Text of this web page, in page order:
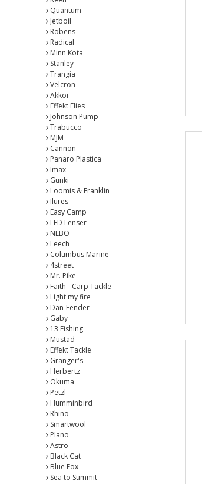
Quantum
Jetboil
Robens
Radical
Minn Kota
Stanley
Trangia
Velcron
Akkoi
Effekt Flies
Johnson Pump
Trabucco
MJM
Cannon
Panaro Plastica
Imax
Gunki
Loomis & Franklin
Ilures
Easy Camp
LED Lenser
NEBO
Leech
Columbus Marine
4street
Mr. Pike
Faith - Carp Tackle
Light my fire
Dan-Fender
Gaby
13 Fishing
Mustad
Effekt Tackle
Granger's
Herbertz
Okuma
Petzl
Humminbird
Rhino
Smartwool
Plano
Astro
Black Cat
Blue Fox
Sea to Summit